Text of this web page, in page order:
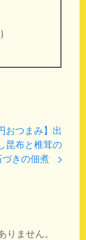
おつまみ】出
昆布と椎茸の
づきの佃煮
ません。